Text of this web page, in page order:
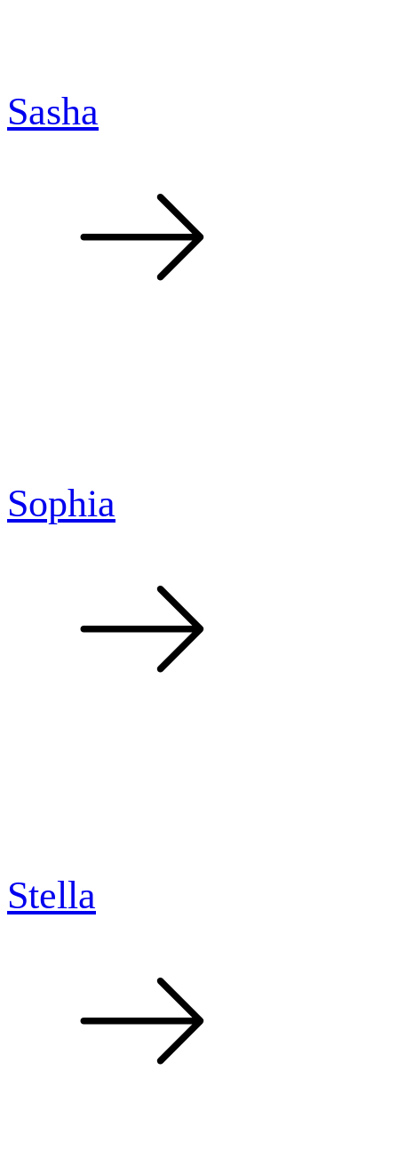
Sasha
Sophia
Stella